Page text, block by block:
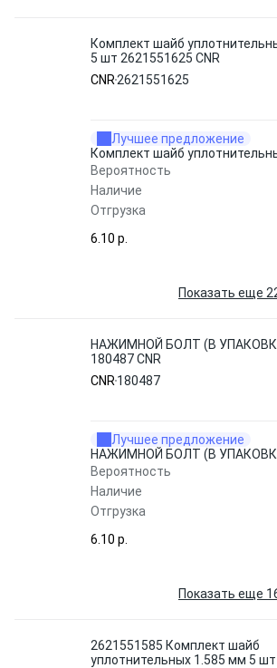
Комплект шайб
5 шт 2621551625 CNR
CNR 2621551625
Лучшее предложение
Комплект шайб
Вероятность
Наличие
Отгрузка
6.10 p.
Показать еще
НАЖИМНОЙ БОЛТ (В
180487 CNR
CNR 180487
Лучшее предложение
НАЖИМНОЙ БОЛТ (В
Вероятность
Наличие
Отгрузка
6.10 p.
Показать еще
2621551585 Комплект шайб
уплотнительных 1.585 мм 5 шт